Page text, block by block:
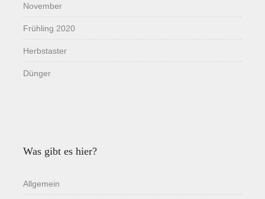
November
Frühling 2020
Herbstaster
Dünger
Was gibt es hier?
Allgemein